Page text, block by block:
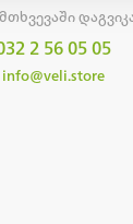
2 56 05 05
info@veli.store